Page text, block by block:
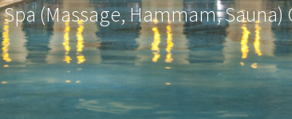
Spa (Massage, Hammam, Sauna)